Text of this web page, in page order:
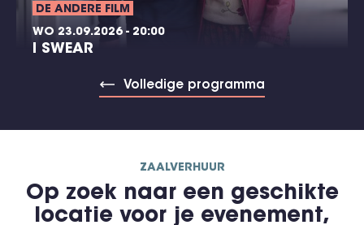
DE ANDERE FILM
WO 23.09.2026 - 20:00
I SWEAR
Volledige programma
ZAALVERHUUR
Op zoek naar een geschikte
locatie voor je evenement,